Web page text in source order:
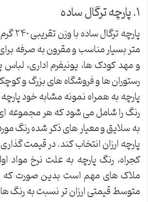
١. پارچه ترگال ساده
متر بسیار مناسب و مقرون به صرفه
و مهد کودک ها، یونیفرم اداری،
رستوران ها و فروشگاه های بزرگ و
پارچه به همراه نمونه مشابه خود
رنگ را شامل می شود که هر مجموعه
به سلایق و معیار های ذکر شده رنگ
پارچه ارزان انتخاب کند. در قیمت
کجراه، رنگ پارچه به علت نرخ مواد
ملاک های مهم است بدین صورت
متوسط قیمتی ارزان تر نسبت به رنگ